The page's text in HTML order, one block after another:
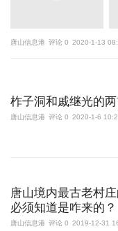
唐山信息港 评论 0 2020-1-13
柞子洞和戚继光的
唐山信息港 评论 0 2020-1-6
唐山境内最古老村
必须知道是咋来的？
唐山信息港 评论 0 2019-12-31